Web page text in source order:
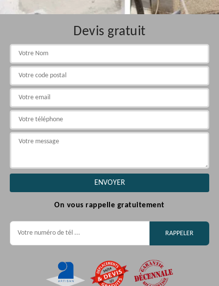
Devis gratuit
On vous rappelle gratuitement